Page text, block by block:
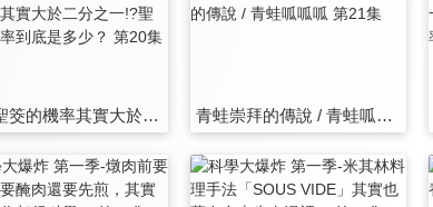
擲出聖筊的機率其實大於二分之一!?聖筊的機率到底是多少？ 第20集 青蛙崇拜的傳說 / 青蛙呱呱呱 第21集